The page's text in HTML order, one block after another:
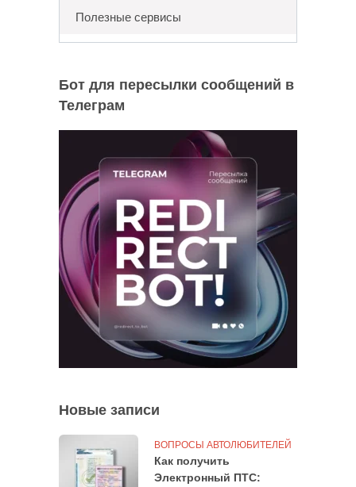
Полезные сервисы
Бот для пересылки сообщений в
Телеграм
Новые записи
ВОПРОСЫ АВТОЛЮБИТЕЛЕЙ
Как получить
Электронный ПТС: